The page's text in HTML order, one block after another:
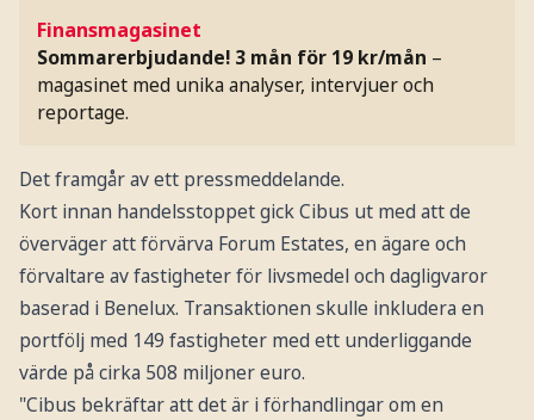
Finansmagasinet
Sommarerbjudande! 3 mån för 19 kr/mån –
magasinet med unika analyser, intervjuer och
reportage.
Det framgår av ett pressmeddelande.
Kort innan handelsstoppet gick Cibus ut med att de
överväger att förvärva Forum Estates, en ägare och
förvaltare av fastigheter för livsmedel och dagligvaror
baserad i Benelux. Transaktionen skulle inkludera en
portfölj med 149 fastigheter med ett underliggande
värde på cirka 508 miljoner euro.
"Cibus bekräftar att det är i förhandlingar om en